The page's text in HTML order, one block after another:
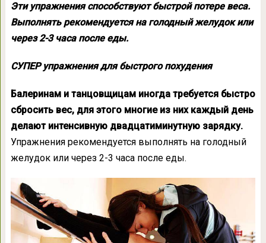
Эти упражнения способствуют быстрой потере веса.
Выполнять рекомендуется на голодный желудок или
через 2-3 часа после еды.
СУПЕР упражнения для быстрого похудения
Балеринам и танцовщицам иногда требуется быстро
сбросить вес, для этого многие из них каждый день
делают интенсивную двадцатиминутную зарядку.
Упражнения рекомендуется выполнять на голодный
желудок или через 2-3 часа после еды.